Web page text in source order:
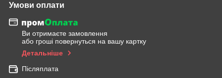
Умови оплати
Ви отримаєте замовлення
або гроші повернуться на вашу картку
Детальніше
Післяплата